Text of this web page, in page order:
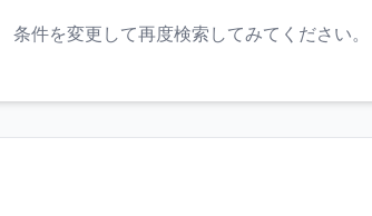
条件を変更して再度検索してみてください。